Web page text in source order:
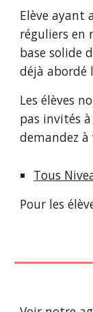
Elève ayant
réguliers en
base solide
déjà abordé
Les élèves
pas invités
demandez
Tous
Pour les